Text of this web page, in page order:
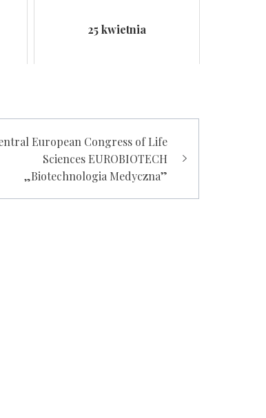
25 kwietnia
European Congress of Life
Sciences EUROBIOTECH
„Biotechnologia Medyczna”